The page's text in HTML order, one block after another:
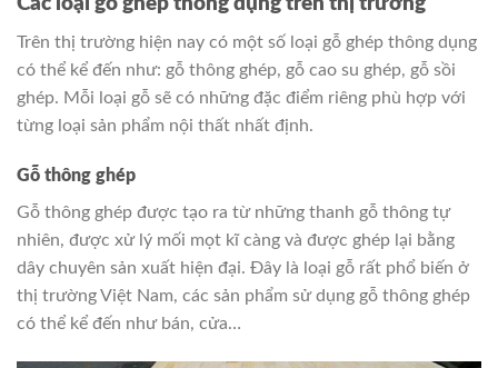
Trên thị trường hiện nay có một số loại gỗ ghép thông dụng
có thể kể đến như: gỗ thông ghép, gỗ cao su ghép, gỗ sồi
ghép. Mỗi loại gỗ sẽ có những đặc điểm riêng phù hợp với
từng loại sản phẩm nội thất nhất định.
Gỗ thông ghép
Gỗ thông ghép được tạo ra từ những thanh gỗ thông tự
nhiên, được xử lý mối mọt kĩ càng và được ghép lại bằng
dây chuyên sản xuất hiện đại. Đây là loại gỗ rất phổ biến ở
thị trường Việt Nam, các sản phẩm sử dụng gỗ thông ghép
có thể kể đến như bán, cửa…